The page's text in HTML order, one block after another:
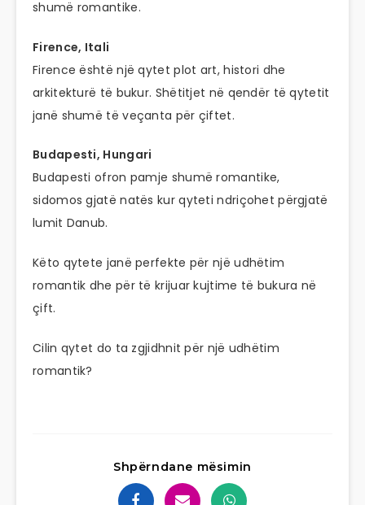
shumë romantike.
Firence, Itali
Firence është një qytet plot art, histori dhe
arkitekturë të bukur. Shëtitjet në qendër të qytetit
janë shumë të veçanta për çiftet.
Budapesti, Hungari
Budapesti ofron pamje shumë romantike,
sidomos gjatë natës kur qyteti ndriçohet përgjatë
lumit Danub.
Këto qytete janë perfekte për një udhëtim
romantik dhe për të krijuar kujtime të bukura në
çift.
Cilin qytet do ta zgjidhnit për një udhëtim
romantik?
Shpërndane mësimin